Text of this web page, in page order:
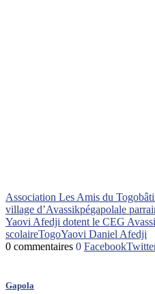
Association Les Amis du Togo
village d’Avassikpégapolale
Yaovi Afedji dotent le CEG
scolaireTogoYaovi Daniel Afedji
0 commentaires 0 Facebook
Gapola